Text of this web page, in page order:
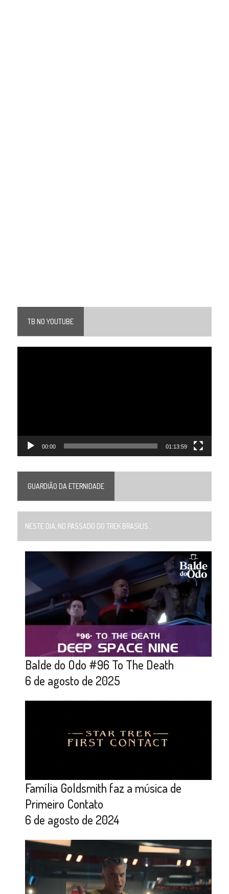
TB NO YOUTUBE
00:00 01:13:59
GUARDIÃO DA ETERNIDADE
NESTE DIA, NO PASSADO DO TREK BRASILIS...
Balde do Odo #96 To The Death
6 de agosto de 2025
Família Goldsmith faz a música de
Primeiro Contato
6 de agosto de 2024